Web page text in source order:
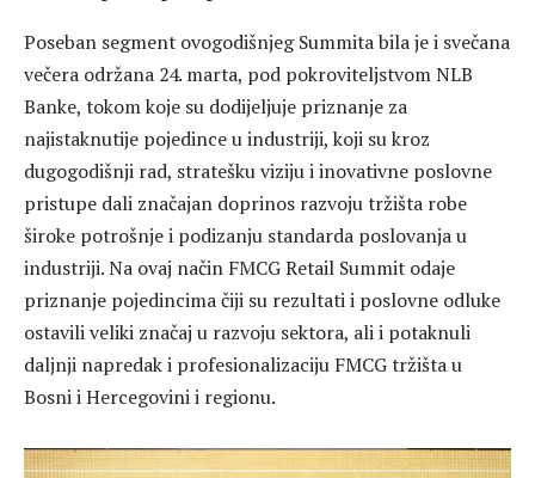
Poseban segment ovogodišnjeg Summita bila je i svečana
večera održana 24. marta, pod pokroviteljstvom NLB
Banke, tokom koje su dodijeljuje priznanje za
najistaknutije pojedince u industriji, koji su kroz
dugogodišnji rad, stratešku viziju i inovativne poslovne
pristupe dali značajan doprinos razvoju tržišta robe
široke potrošnje i podizanju standarda poslovanja u
industriji. Na ovaj način FMCG Retail Summit odaje
priznanje pojedincima čiji su rezultati i poslovne odluke
ostavili veliki značaj u razvoju sektora, ali i potaknuli
daljnji napredak i profesionalizaciju FMCG tržišta u
Bosni i Hercegovini i regionu.